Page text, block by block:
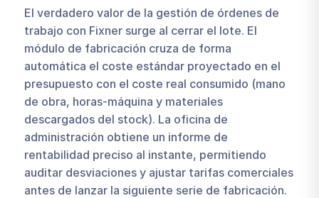
El verdadero valor de la gestión de órdenes de
trabajo con Fixner surge al cerrar el lote. El
módulo de fabricación cruza de forma
automática el coste estándar proyectado en el
presupuesto con el coste real consumido (mano
de obra, horas-máquina y materiales
descargados del stock). La oficina de
administración obtiene un informe de
rentabilidad preciso al instante, permitiendo
auditar desviaciones y ajustar tarifas comerciales
antes de lanzar la siguiente serie de fabricación.